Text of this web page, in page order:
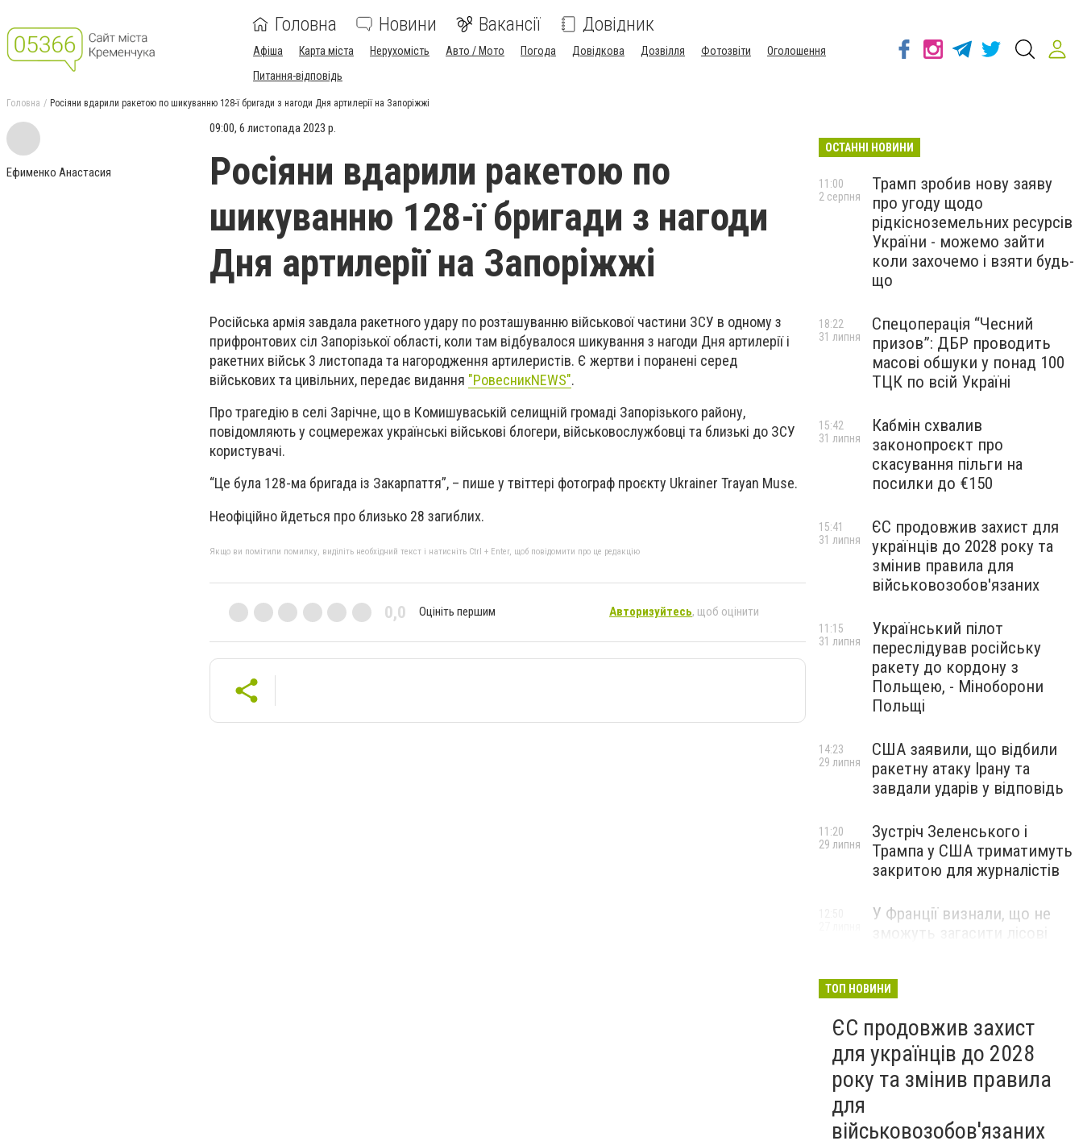
Головна Новини Вакансії Довідник
Афіша Карта міста Нерухомість Авто / Мото Погода Довідкова Дозвілля Фотозвіти
Оголошення
Питання-відповідь
Головна Росіяни вдарили ракетою по шикуванню 128-ї бригади з нагоди Дня артилерії на Запоріжжі
Ефименко Анастасия
09:00, 6 листопада 2023 р.
Росіяни вдарили ракетою по
шикуванню 128-ї бригади з нагоди
Дня артилерії на Запоріжжі
Російська армія завдала ракетного удару по розташуванню військової частини ЗСУ в одному з
прифронтових сіл Запорізької області, коли там відбувалося шикування з нагоди Дня артилерії і
ракетних військ 3 листопада та нагородження артилеристів. Є жертви і поранені серед
військових та цивільних, передає видання "РовесникNEWS".
Про трагедію в селі Зарічне, що в Комишуваській селищній громаді Запорізького району,
повідомляють у соцмережах українські військові блогери, військовослужбовці та близькі до ЗСУ
користувачі.
“Це була 128-ма бригада із Закарпаття”, – пише у твіттері фотограф проєкту Ukrainer Trayan Muse.
Неофіційно йдеться про близько 28 загиблих.
Якщо ви помітили помилку, виділіть необхідний текст і натисніть Ctrl + Enter, щоб повідомити про це редакцію
0,0 Оцініть першим Авторизуйтесь, щоб оцінити
ОСТАННІ НОВИНИ
Трамп зробив нову заяву
про угоду щодо
рідкісноземельних ресурсів
України - можемо зайти
коли захочемо і взяти будь-
що
11:00
2 серпня
Спецоперація “Чесний
призов”: ДБР проводить
масові обшуки у понад 100
ТЦК по всій Україні
18:22
31 липня
Кабмін схвалив
законопроєкт про
скасування пільги на
посилки до €150
15:42
31 липня
ЄС продовжив захист для
українців до 2028 року та
змінив правила для
військовозобов'язаних
15:41
31 липня
Український пілот
переслідував російську
ракету до кордону з
Польщею, - Міноборони
Польщі
11:15
31 липня
США заявили, що відбили
ракетну атаку Ірану та
завдали ударів у відповідь
14:23
29 липня
Зустріч Зеленського і
Трампа у США триматимуть
закритою для журналістів
11:20
29 липня
У Франції визнали, що не
ТОП НОВИНИ
ЄС продовжив захист
для українців до 2028
року та змінив правила
для
військовозобов'язаних